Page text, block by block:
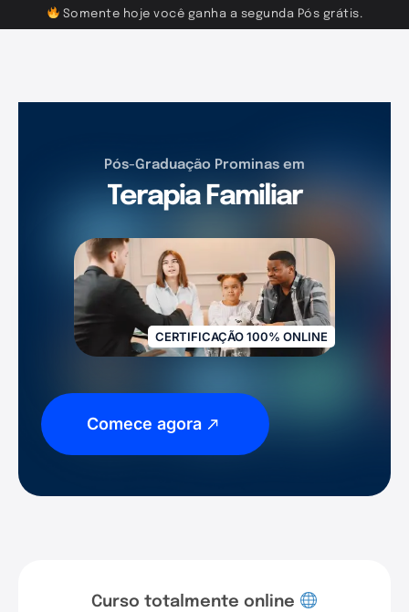
Somente hoje você ganha a segunda Pós grátis.
Pós-Graduação Prominas em
Terapia Familiar
CERTIFICAÇÃO 100% ONLINE
Comece agora
Curso totalmente online